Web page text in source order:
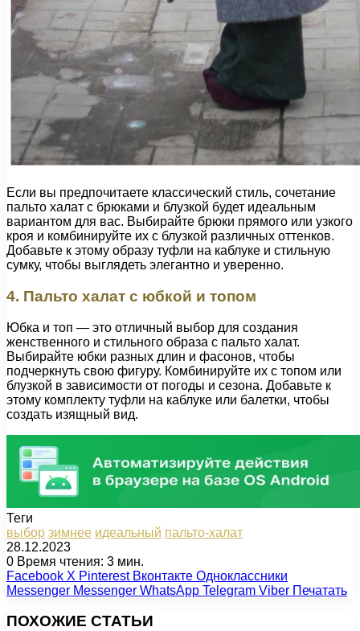
Если вы предпочитаете классический стиль, сочетание
пальто халат с брюками и блузкой будет идеальным
вариантом для вас. Выбирайте брюки прямого или узкого
кроя и комбинируйте их с блузкой различных оттенков.
Добавьте к этому образу туфли на каблуке и стильную
сумку, чтобы выглядеть элегантно и уверенно.
4. Пальто халат с юбкой и топом
Юбка и топ — это отличный выбор для создания
женственного и стильного образа с пальто халат.
Выбирайте юбки разных длин и фасонов, чтобы
подчеркнуть свою фигуру. Комбинируйте их с топом или
блузкой в зависимости от погоды и сезона. Добавьте к
этому комплекту туфли на каблуке или балетки, чтобы
создать изящный вид.
Теги
выбор зимнее идеальный пальто-халат
28.12.2023
0 Время чтения: 3 мин.
Facebook X Pinterest Вконтакте Одноклассники
Messenger Messenger WhatsApp Telegram Viber Печатать
ПОХОЖИЕ СТАТЬИ